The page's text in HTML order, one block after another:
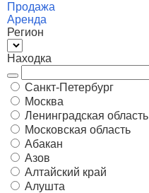
Продажа
Аренда
Регион
Находка
Санкт-Петербург
Москва
Ленинградская область
Московская область
Абакан
Азов
Алтайский край
Алушта